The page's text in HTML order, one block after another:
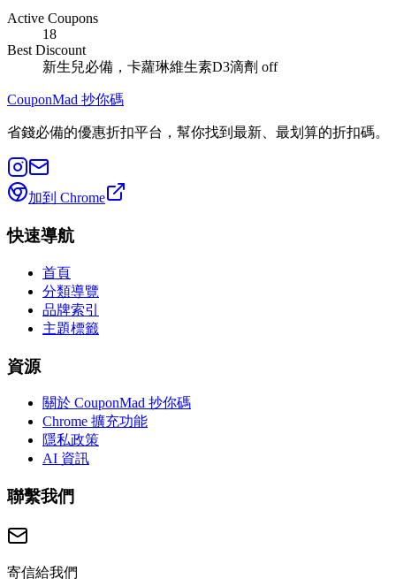
Active Coupons
18
Best Discount
新生兒必備，卡蘿琳維生素D3滴劑 off
CouponMad 抄你碼
省錢必備的優惠折扣平台，幫你找到最新、最划算的折扣碼。
加到 Chrome
快速導航
首頁
分類導覽
品牌索引
主題標籤
資源
關於 CouponMad 抄你碼
Chrome 擴充功能
隱私政策
AI 資訊
聯繫我們
寄信給我們